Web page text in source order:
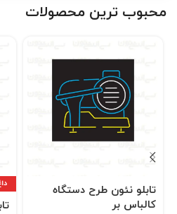
محبوب ترین محصولات
تابلو نئون طرح دستگاه
کالباس بر